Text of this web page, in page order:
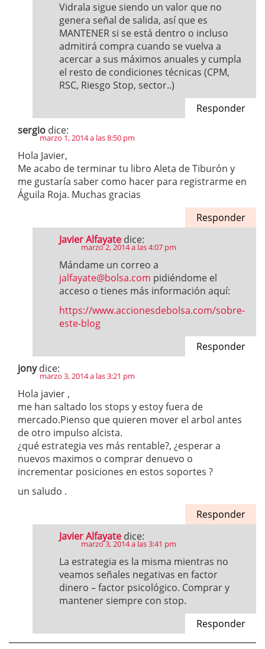
Vidrala sigue siendo un valor que no
genera señal de salida, así que es
MANTENER si se está dentro o incluso
admitirá compra cuando se vuelva a
acercar a sus máximos anuales y cumpla
el resto de condiciones técnicas (CPM,
RSC, Riesgo Stop, sector..)
Responder
sergio dice:
marzo 1, 2014 a las 8:50 pm
Hola Javier,
Me acabo de terminar tu libro Aleta de Tiburón y
me gustaría saber como hacer para registrarme en
Águila Roja. Muchas gracias
Responder
Javier Alfayate dice:
marzo 2, 2014 a las 4:07 pm
Mándame un correo a
jalfayate@bolsa.com pidiéndome el
acceso o tienes más información aquí:
https://www.accionesdebolsa.com/sobre-
este-blog
Responder
jony dice:
marzo 3, 2014 a las 3:21 pm
Hola javier ,
me han saltado los stops y estoy fuera de
mercado.Pienso que quieren mover el arbol antes
de otro impulso alcista.
¿qué estrategia ves más rentable?, ¿esperar a
nuevos maximos o comprar denuevo o
incrementar posiciones en estos soportes ?
un saludo .
Responder
Javier Alfayate dice:
marzo 3, 2014 a las 3:41 pm
La estrategia es la misma mientras no
veamos señales negativas en factor
dinero – factor psicológico. Comprar y
mantener siempre con stop.
Responder